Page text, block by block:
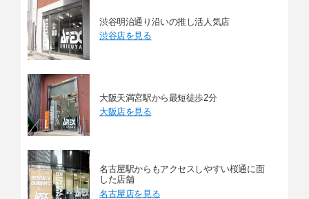
渋谷明治通り沿いの推し活人気店
渋谷店を見る
大阪天満宮駅から最短徒歩2分
大阪店を見る
名古屋駅からもアクセスしやすい桜通に面
した店舗
名古屋店を見る